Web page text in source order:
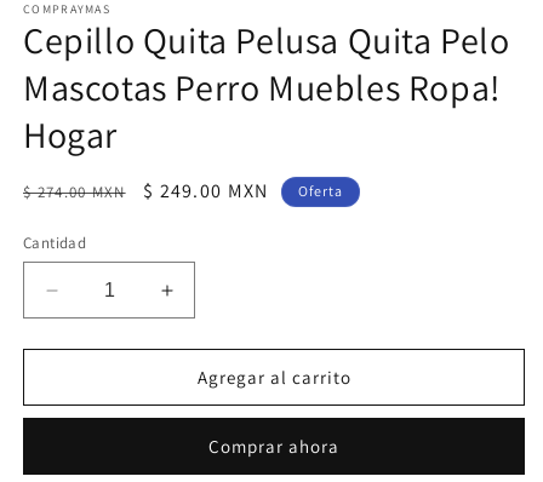
multimedia
1
en
ventana
modal
COMPRAYMAS
Cepillo Quita Pelusa Quita Pelo
Mascotas Perro Muebles Ropa!
Hogar
Precio
$ 274.00 MXN
Precio
$ 249.00 MXN Oferta
Cantidad
Reducir
cantidad
para
Quita
Aumentar
cantidad
para
Cepillo
Quita
Quita
Agregar al carrito
Comprar ahora